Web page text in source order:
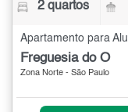
2 quartos
Freguesia do Ó
Zona Norte - São Paulo